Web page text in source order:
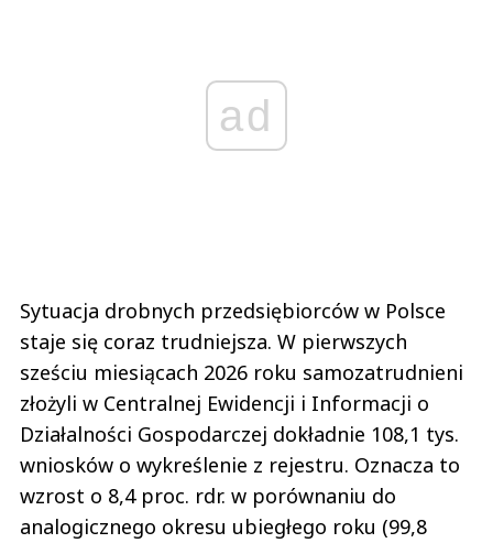
ad
Sytuacja drobnych przedsiębiorców w Polsce
staje się coraz trudniejsza. W pierwszych
sześciu miesiącach 2026 roku samozatrudnieni
złożyli w Centralnej Ewidencji i Informacji o
Działalności Gospodarczej dokładnie 108,1 tys.
wniosków o wykreślenie z rejestru. Oznacza to
wzrost o 8,4 proc. rdr. w porównaniu do
analogicznego okresu ubiegłego roku (99,8